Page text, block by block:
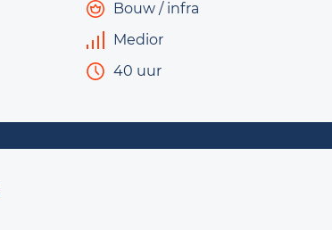
Bouw / infra
Medior
40 uur